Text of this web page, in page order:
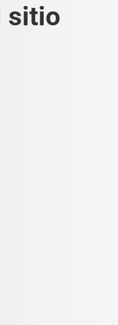
sitio